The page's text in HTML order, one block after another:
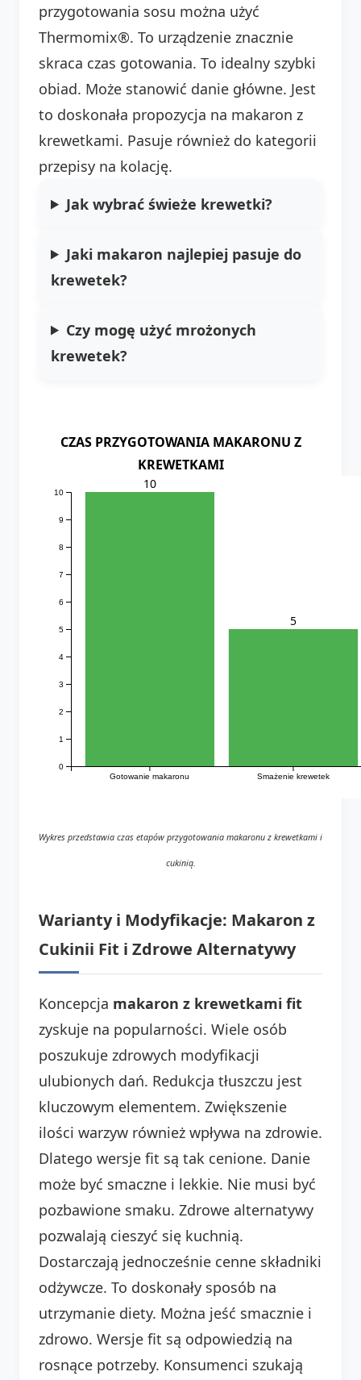
przygotowania sosu można użyć
Thermomix®. To urządzenie znacznie
skraca czas gotowania. To idealny szybki
obiad. Może stanowić danie główne. Jest
to doskonała propozycja na makaron z
krewetkami. Pasuje również do kategorii
przepisy na kolację.
Jak wybrać świeże krewetki?
Jaki makaron najlepiej pasuje do
krewetek?
Czy mogę użyć mrożonych
krewetek?
CZAS PRZYGOTOWANIA MAKARONU Z
KREWETKAMI
Gotowanie makaronu Smażenie krewetek
0
1
2
3
4
5
6
7
8
9
10
10
5
Wykres przedstawia czas etapów przygotowania makaronu z krewetkami i
cukinią.
Warianty i Modyfikacje: Makaron z
Cukinii Fit i Zdrowe Alternatywy
Koncepcja makaron z krewetkami fit
zyskuje na popularności. Wiele osób
poszukuje zdrowych modyfikacji
ulubionych dań. Redukcja tłuszczu jest
kluczowym elementem. Zwiększenie
ilości warzyw również wpływa na zdrowie.
Dlatego wersje fit są tak cenione. Danie
może być smaczne i lekkie. Nie musi być
pozbawione smaku. Zdrowe alternatywy
pozwalają cieszyć się kuchnią.
Dostarczają jednocześnie cenne składniki
odżywcze. To doskonały sposób na
utrzymanie diety. Można jeść smacznie i
zdrowo. Wersje fit są odpowiedzią na
rosnące potrzeby. Konsumenci szukają